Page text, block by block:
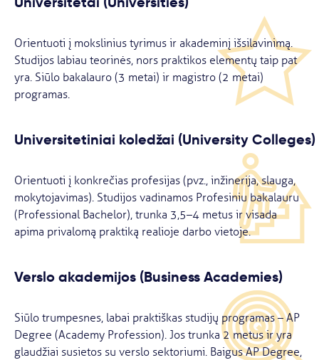
Orientuoti į mokslinius tyrimus ir akademinį išsilavinimą.
Studijos labiau teorinės, nors praktikos elementų taip pat
yra. Siūlo bakalauro (3 metai) ir magistro (2 metai)
programas.
Universitetiniai koledžai (University Colleges)
Orientuoti į konkrečias profesijas (pvz., inžinerija, slauga,
mokytojavimas). Studijos vadinamos Profesiniu bakalauru
(Professional Bachelor), trunka 3,5–4 metus ir visada
apima privalomą praktiką realioje darbo vietoje.
Verslo akademijos (Business Academies)
Siūlo trumpesnes, labai praktiškas studijų programas – AP
Degree (Academy Profession). Jos trunka 2 metus ir yra
glaudžiai susietos su verslo sektoriumi. Baigus AP Degree,